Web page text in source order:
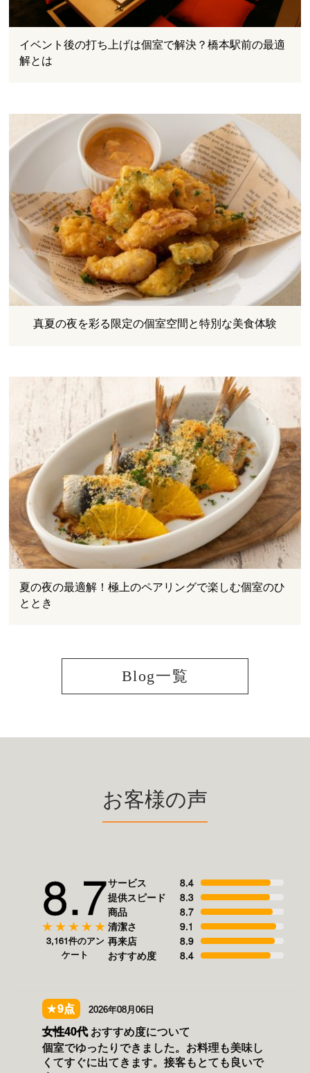
イベント後の打ち上げは個室で解決？橋本駅前の最適
解とは
真夏の夜を彩る限定の個室空間と特別な美食体験
夏の夜の最適解！極上のペアリングで楽しむ個室のひ
ととき
Blog一覧
お客様の声